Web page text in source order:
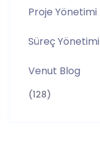
Proje Yönetimi
Süreç Yönetimi
Venut Blog
(128)